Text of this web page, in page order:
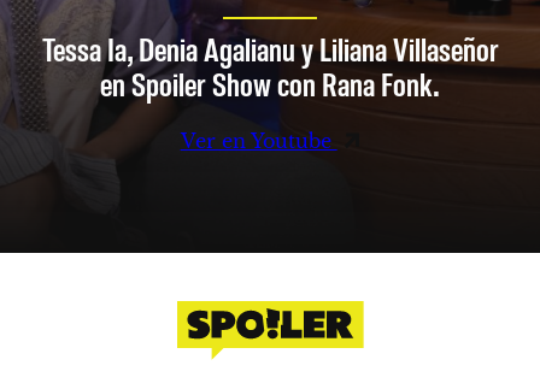
Tessa Ia, Denia Agalianu y Liliana Villaseñor
en Spoiler Show con Rana Fonk.
Ver en Youtube